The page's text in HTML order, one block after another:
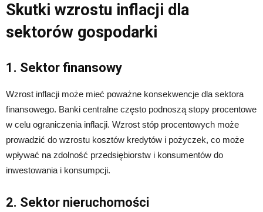
Skutki wzrostu inflacji dla
sektorów gospodarki
1. Sektor finansowy
Wzrost inflacji może mieć poważne konsekwencje dla sektora
finansowego. Banki centralne często podnoszą stopy procentowe
w celu ograniczenia inflacji. Wzrost stóp procentowych może
prowadzić do wzrostu kosztów kredytów i pożyczek, co może
wpływać na zdolność przedsiębiorstw i konsumentów do
inwestowania i konsumpcji.
2. Sektor nieruchomości